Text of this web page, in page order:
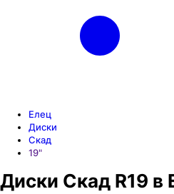
Елец
Диски
Скад
19"
Диски Скад R19 в